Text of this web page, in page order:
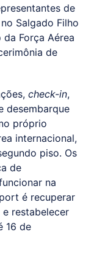
de
no Salgado Filho
Força Aérea
de
check-in,
desembarque
próprio
internacional,
piso. Os
de
na
é recuperar
restabelecer
16 de